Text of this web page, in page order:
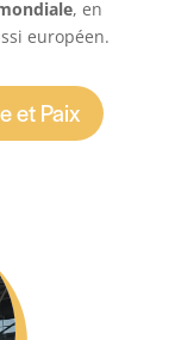
, en
européen.
et Paix